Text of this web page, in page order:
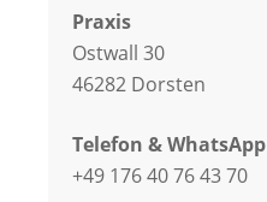
Praxis
Ostwall 30
46282 Dorsten
Telefon & WhatsApp
+49 176 40 76 43 70